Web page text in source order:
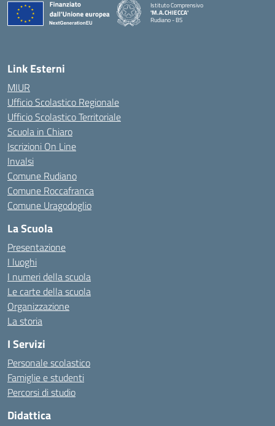
Istituto Comprensivo
'M.A.CHIECCA'
Rudiano - BS
Link Esterni
MIUR
Ufficio Scolastico Regionale
Ufficio Scolastico Territoriale
Scuola in Chiaro
Iscrizioni On Line
Invalsi
Comune Rudiano
Comune Roccafranca
Comune Uragodoglio
La Scuola
Presentazione
I luoghi
I numeri della scuola
Le carte della scuola
Organizzazione
La storia
I Servizi
Personale scolastico
Famiglie e studenti
Percorsi di studio
Didattica